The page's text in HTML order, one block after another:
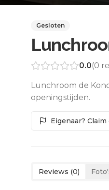
Gesloten
0.0(0
Lunchroom de
openingstijden.
Eigenaar?
Reviews (0)